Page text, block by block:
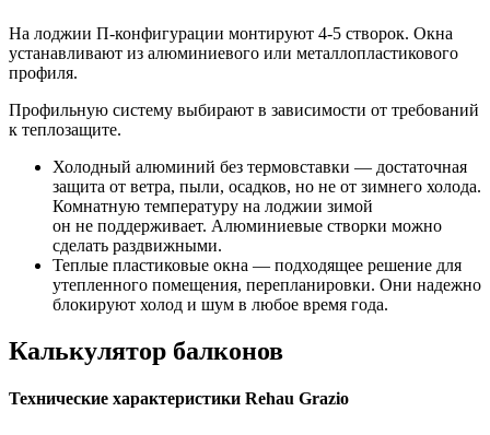
На лоджии П-конфигурации монтируют 4-5 створок. Окна
устанавливают из алюминиевого или металлопластикового
профиля.
Профильную систему выбирают в зависимости от требований
к теплозащите.
Холодный алюминий без термовставки — достаточная
защита от ветра, пыли, осадков, но не от зимнего холода.
Комнатную температуру на лоджии зимой
он не поддерживает. Алюминиевые створки можно
сделать раздвижными.
Теплые пластиковые окна — подходящее решение для
утепленного помещения, перепланировки. Они надежно
блокируют холод и шум в любое время года.
Калькулятор балконов
Технические характеристики Rehau Grazio